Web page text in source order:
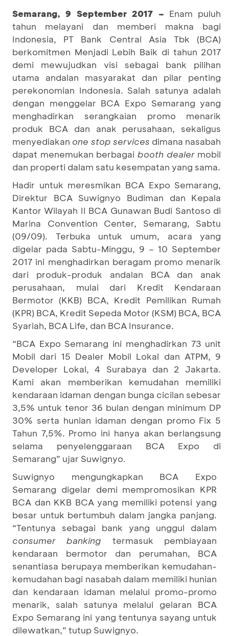
Semarang, 9 September 2017 – Enam puluh
tahun melayani dan memberi makna bagi
Indonesia, PT Bank Central Asia Tbk (BCA)
berkomitmen Menjadi Lebih Baik di tahun 2017
demi mewujudkan visi sebagai bank pilihan
utama andalan masyarakat dan pilar penting
perekonomian Indonesia. Salah satunya adalah
dengan menggelar BCA Expo Semarang yang
menghadirkan serangkaian promo menarik
produk BCA dan anak perusahaan, sekaligus
menyediakan one stop services dimana nasabah
dapat menemukan berbagai booth dealermobil
dan properti dalam satu kesempatan yang sama.
Hadir untuk meresmikan BCA Expo Semarang,
Direktur BCA Suwignyo Budiman dan Kepala
Kantor Wilayah II BCA Gunawan Budi Santoso di
Marina Convention Center, Semarang, Sabtu
(09/09). Terbuka untuk umum, acara yang
digelar pada Sabtu-Minggu, 9 – 10 September
2017 ini menghadirkan beragam promo menarik
dari produk-produk andalan BCA dan anak
perusahaan, mulai dari Kredit Kendaraan
Bermotor (KKB) BCA, Kredit Pemilikan Rumah
(KPR) BCA, Kredit Sepeda Motor (KSM) BCA, BCA
Syariah, BCA Life, dan BCA Insurance.
“BCA Expo Semarang ini menghadirkan 73 unit
Mobil dari 15 Dealer Mobil Lokal dan ATPM, 9
Developer Lokal, 4 Surabaya dan 2 Jakarta.
Kami akan memberikan kemudahan memiliki
kendaraan idaman dengan bunga cicilan sebesar
3,5% untuk tenor 36 bulan dengan minimum DP
30% serta hunian idaman dengan promo Fix 5
Tahun 7,5%. Promo ini hanya akan berlangsung
selama penyelenggaraan BCA Expo di
Semarang” ujar Suwignyo.
Suwignyo mengungkapkan BCA Expo
Semarang digelar demi mempromosikan KPR
BCA dan KKB BCA yang memiliki potensi yang
besar untuk bertumbuh dalam jangka panjang.
“Tentunya sebagai bank yang unggul dalam
consumer banking termasuk pembiayaan
kendaraan bermotor dan perumahan, BCA
senantiasa berupaya memberikan kemudahan-
kemudahan bagi nasabah dalam memiliki hunian
dan kendaraan idaman melalui promo-promo
menarik, salah satunya melalui gelaran BCA
Expo Semarang ini yang tentunya sayang untuk
dilewatkan,” tutup Suwignyo.